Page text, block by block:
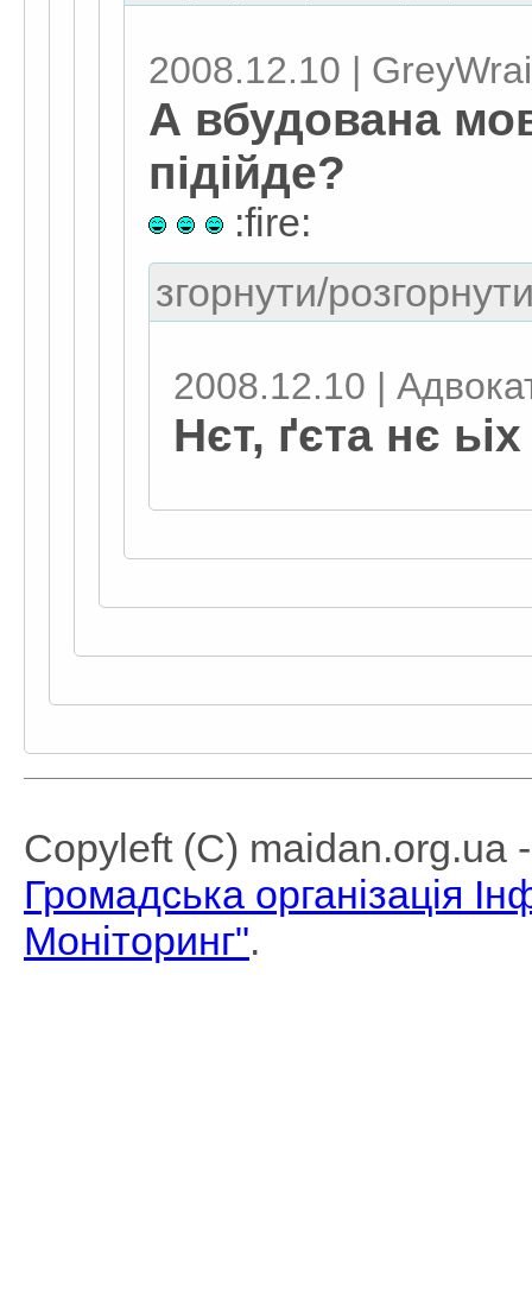
2008.12.10 |
А вбудована
підійде?
:fire:
згорнути/
2008.12.10 |
Нєт, ґєта нє
Copyleft (C) maidan.org.ua
Громадська організація
Моніторинг".